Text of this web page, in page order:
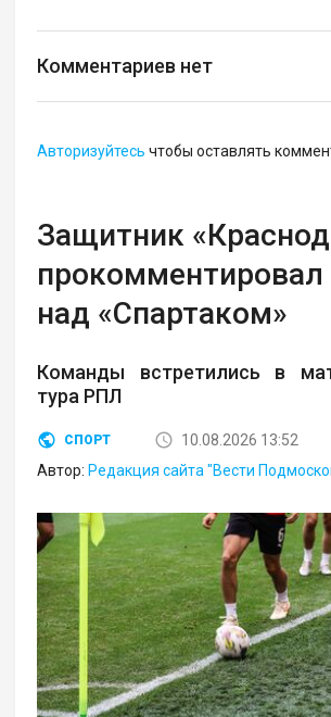
Комментариев нет
Авторизуйтесь чтобы оставлять
Защитник
прокомментировал
над «Спартаком»
Команды встретились в
тура РПЛ
СПОРТ
10.08.2026 13:52
Автор: Редакция сайта "Вести